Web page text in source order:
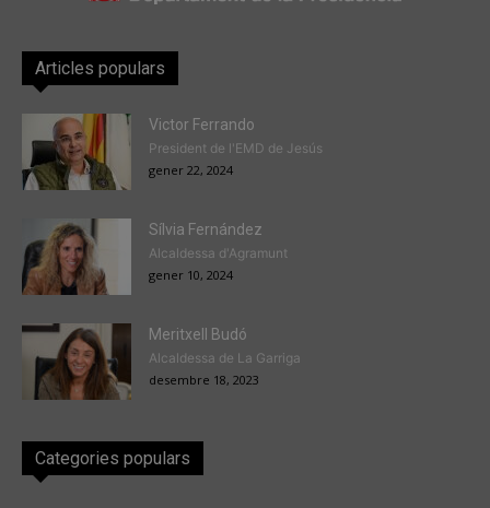
Articles populars
Victor Ferrando
President de l'EMD de Jesús
gener 22, 2024
Sílvia Fernández
Alcaldessa d'Agramunt
gener 10, 2024
Meritxell Budó
Alcaldessa de La Garriga
desembre 18, 2023
Categories populars